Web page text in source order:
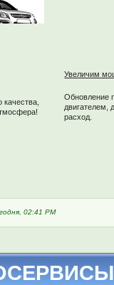
Увеличим
Обновление
двигателем,
расход.
02:41 PM